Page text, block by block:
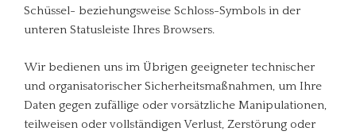
Schüssel- beziehungsweise Schloss-Symbols in der
unteren Statusleiste Ihres Browsers.
Wir bedienen uns im Übrigen geeigneter technischer
und organisatorischer Sicherheitsmaßnahmen, um Ihre
Daten gegen zufällige oder vorsätzliche Manipulationen,
teilweisen oder vollständigen Verlust, Zerstörung oder